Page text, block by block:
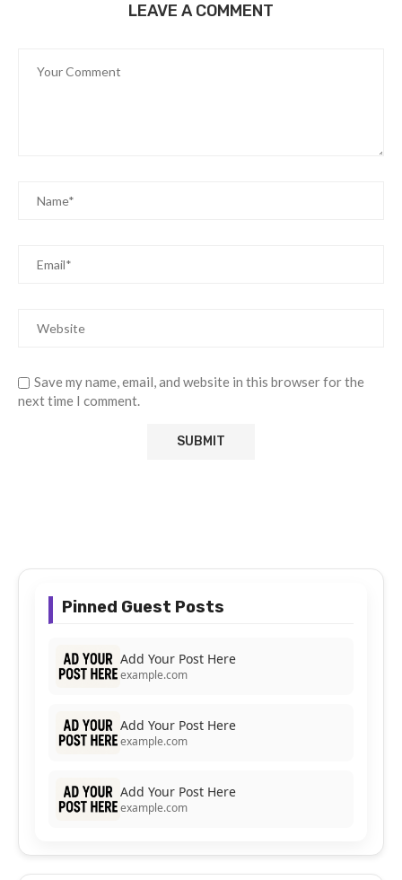
LEAVE A COMMENT
Save my name, email, and website in this browser for the
next time I comment.
Pinned Guest Posts
Add Your Post Here
example.com
Add Your Post Here
example.com
Add Your Post Here
example.com